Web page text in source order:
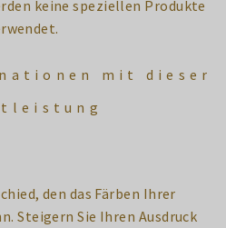
keine speziellen Produkte
mit dieser
den das Färben Ihrer
Steigern Sie Ihren Ausdruck